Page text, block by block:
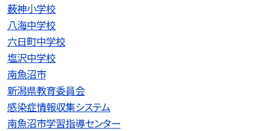
薮神小学校
八海中学校
六日町中学校
塩沢中学校
南魚沼市
新潟県教育委員会
感染症情報収集システム
南魚沼市学習指導センター